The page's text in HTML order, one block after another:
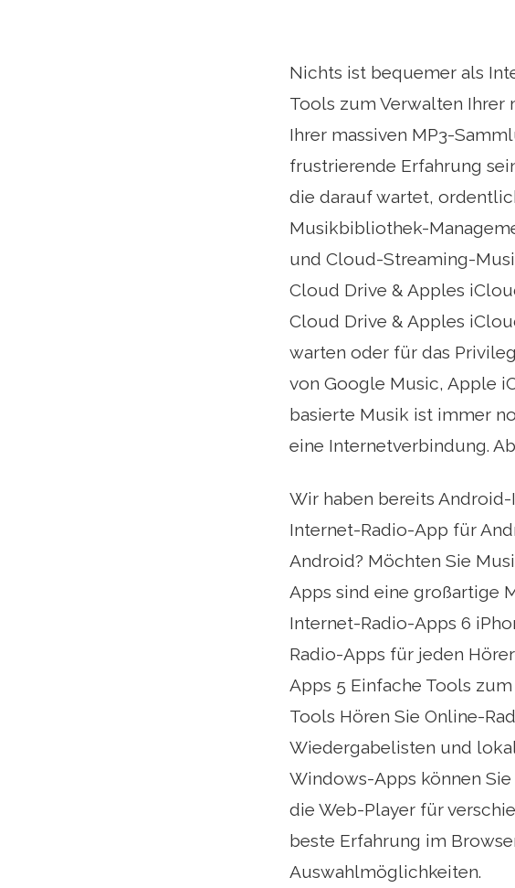
Nichts ist bequemer als
Tools zum Verwalten Ihrer
Ihrer massiven MP3-
frustrierende Erfahrung
die darauf wartet,
Musikbibliothek-
und Cloud-Streaming-
Cloud Drive & Apples
Cloud Drive & Apples
warten oder für das
von Google Music, Apple
basierte Musik ist immer
eine Internetverbindung.
Wir haben bereits
Internet-Radio-App für
Android? Möchten Sie
Apps sind eine großartige
Internet-Radio-Apps 6
Radio-Apps für jeden
Apps 5 Einfache Tools
Tools Hören Sie Online-
Wiedergabelisten und
Windows-Apps können
die Web-Player für
beste Erfahrung im
Auswahlmöglichkeiten.